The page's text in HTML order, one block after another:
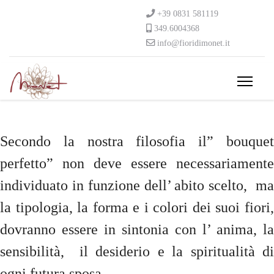
+39 0831 581119
349.6004368
info@fioridimonet.it
Secondo la nostra filosofia il” bouquet
perfetto” non deve essere necessariamente
individuato in funzione dell’ abito scelto, ma
la tipologia, la forma e i colori dei suoi fiori,
dovranno essere in sintonia con l’ anima, la
sensibilità, il desiderio e la spiritualità di